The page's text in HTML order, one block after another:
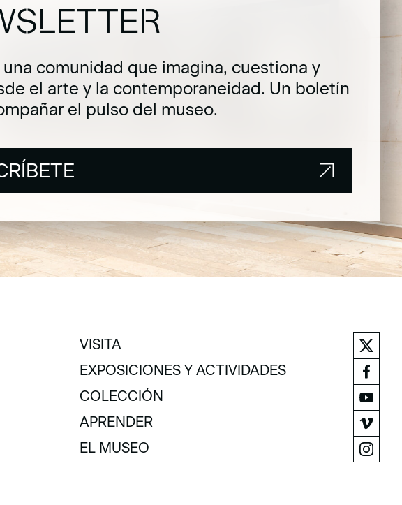
comunidad que imagina, cuestiona y
el arte y la contemporaneidad. Un boletín
el pulso del museo.
VISITA
VISITA
EXPOSICIONES Y ACTIVIDADES
EXPOSICIONES Y ACTIVIDADES
COLECCIÓN
COLECCIÓN
APRENDER
APRENDER
EL MUSEO